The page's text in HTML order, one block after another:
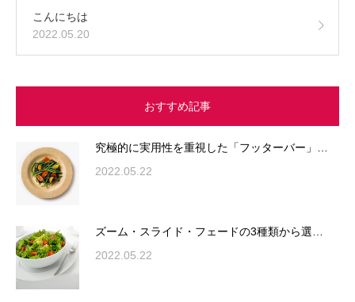
こんにちは
2022.05.20
おすすめ記事
究極的に実用性を重視した「フッターバー」…
2022.05.22
ズーム・スライド・フェードの3種類から選…
2022.05.22